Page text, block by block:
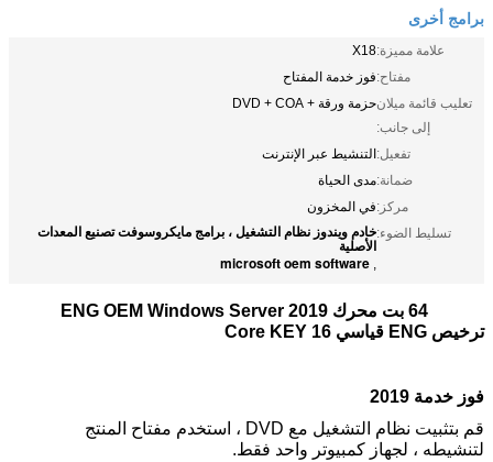
برامج أخرى
علامة مميزة:X18
مفتاح:فوز خدمة المفتاح
تعليب قائمة ميلان
إلى جانب:
حزمة ورقة + DVD + COA
تفعيل:التنشيط عبر الإنترنت
ضمانة:مدى الحياة
مركز:في المخزون
تسليط الضوء:خادم ويندوز نظام التشغيل ، برامج مايكروسوفت تصنيع المعدات
الأصلية
,
microsoft oem software
64 بت محرك ENG OEM Windows Server 2019
ترخيص ENG قياسي 16 Core KEY
فوز خدمة 2019
قم بتثبيت نظام التشغيل مع DVD ، استخدم مفتاح المنتج
لتنشيطه ، لجهاز كمبيوتر واحد فقط.